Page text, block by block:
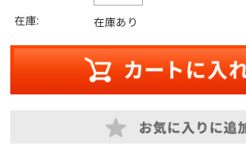
在庫:
在庫あり